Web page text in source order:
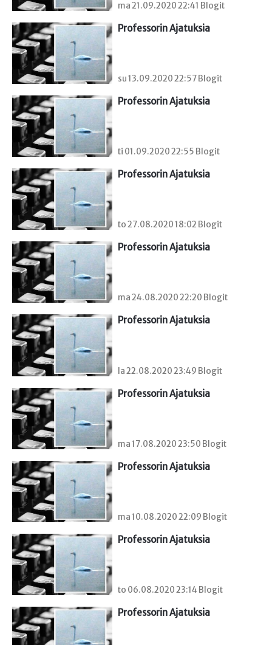
ma 21.09.2020 22:41 Blogit
Professorin Ajatuksia
su 13.09.2020 22:57 Blogit
Professorin Ajatuksia
ti 01.09.2020 22:55 Blogit
Professorin Ajatuksia
to 27.08.2020 18:02 Blogit
Professorin Ajatuksia
ma 24.08.2020 22:20 Blogit
Professorin Ajatuksia
la 22.08.2020 23:49 Blogit
Professorin Ajatuksia
ma 17.08.2020 23:50 Blogit
Professorin Ajatuksia
ma 10.08.2020 22:09 Blogit
Professorin Ajatuksia
to 06.08.2020 23:14 Blogit
Professorin Ajatuksia